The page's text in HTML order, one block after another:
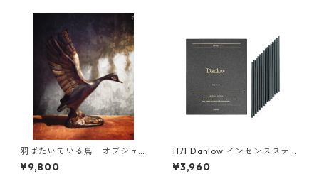
羽ばたいている鳥 オブジェ
046
¥9,800
1171 Danlow インセンススティ
ック-THE DAN(ザ ダン) -
¥3,960